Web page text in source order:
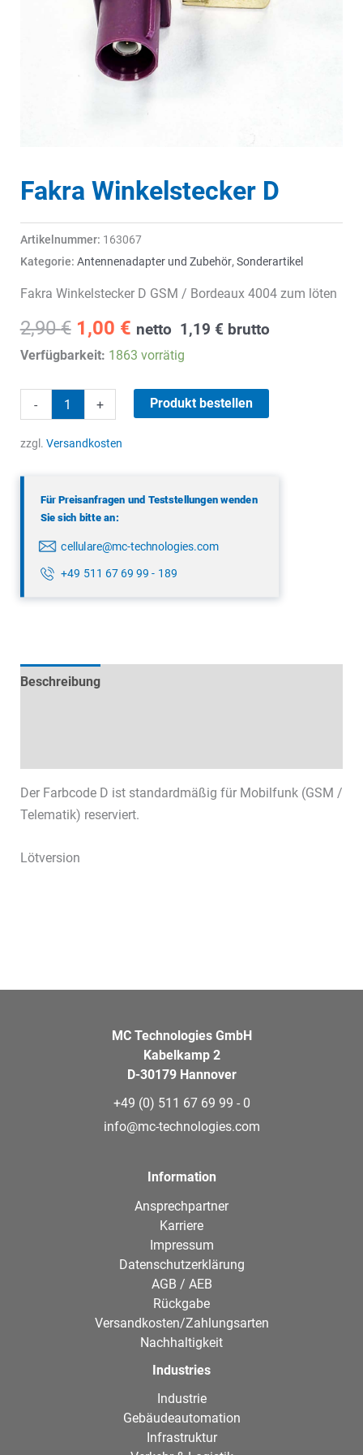
Fakra Winkelstecker D
Artikelnummer: 163067
Kategorie: Antennenadapter und Zubehör,Sonderartikel
Fakra Winkelstecker D GSM / Bordeaux 4004 zum löten
2,90€ Ursprünglicher
Preis
2,90 €
1,00 €Aktueller
Preis
1,00 €.
netto 1,19 € brutto
Verfügbarkeit: 1863 vorrätig
-
Winkelstecker
D
+ Produkt bestellen
zzgl. Versandkosten
Für Preisanfragen und Teststellungen wenden
Sie sich bitte an:
cellulare@mc-technologies.com
+49 511 67 69 99 - 189
Beschreibung
Der Farbcode D ist standardmäßig für Mobilfunk (GSM /
Telematik) reserviert.
Lötversion
MC Technologies GmbH
Kabelkamp 2
D-30179 Hannover
+49 (0) 511 67 69 99 - 0
info@mc-technologies.com
Information
Ansprechpartner
Karriere
Impressum
Datenschutzerklärung
AGB / AEB
Rückgabe
Versandkosten/Zahlungsarten
Nachhaltigkeit
Industries
Industrie
Gebäudeautomation
Infrastruktur